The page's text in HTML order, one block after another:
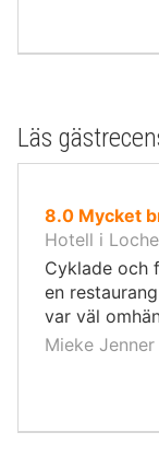
Läs
8.0av
10,
Mycket
Hotell i
Cyklade och
en
var väl
Mieke